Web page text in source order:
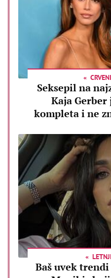
Seksepil na
Kaja Gerber
kompleta i ne
Baš uvek